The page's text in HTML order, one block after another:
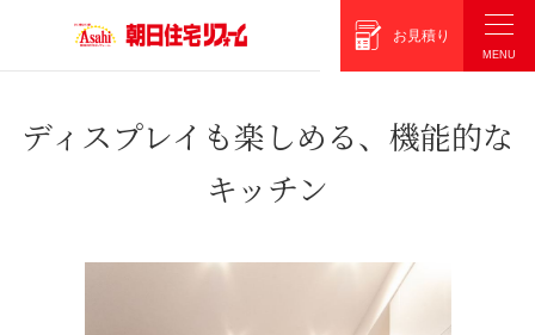
お見積り
ディスプレイも楽しめる、機能的な
キッチン